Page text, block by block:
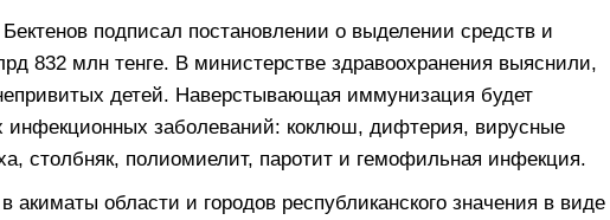
подписал постановлении о выделении средств и
832 млн тенге. В министерстве здравоохранения выяснили,
детей. Наверстывающая иммунизация будет
инфекционных заболеваний: коклюш, дифтерия, вирусные
столбняк, полиомиелит, паротит и гемофильная инфекция.
акиматы области и городов республиканского значения в виде